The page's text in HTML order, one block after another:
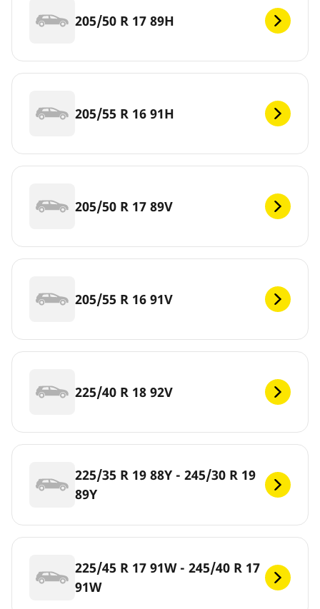
205/50 R 17 89H
205/55 R 16 91H
205/50 R 17 89V
205/55 R 16 91V
225/40 R 18 92V
225/35 R 19 88Y - 245/30 R 19
89Y
225/45 R 17 91W - 245/40 R 17
91W